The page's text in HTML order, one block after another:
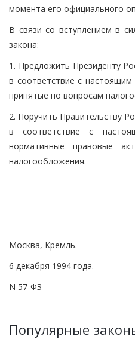
момента его официального
В связи со вступлением в
закона:
1. Предложить Президенту
в соответствие с
принятые по вопросам
2. Поручить Правительству
в соответствие с
нормативные правовые
налогообложения.
Москва, Кремль.
6 декабря 1994 года.
N 57-ФЗ
Популярные